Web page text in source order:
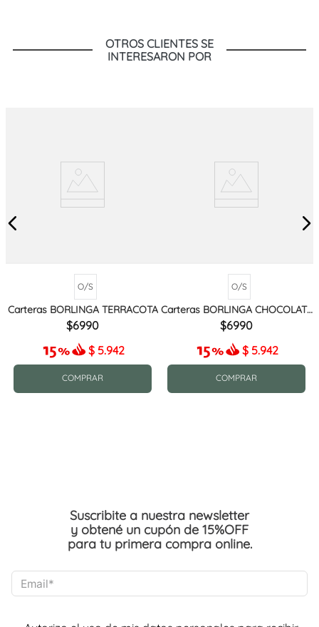
OTROS CLIENTES SE
INTERESARON POR
O/S
Carteras BORLINGA TERRACOTA
6990
$ 5.942
COMPRAR
O/S
Carteras BORLINGA CHOCOLATE
MIX
6990
$ 5.942
COMPRAR
Suscribite a nuestra newsletter
y obtené un cupón de 15%OFF
para tu primera compra online.